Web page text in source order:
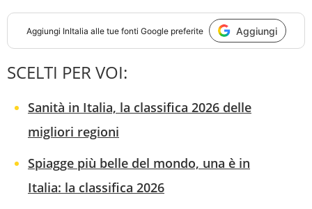
Aggiungi InItalia alle tue fonti Google preferite Aggiungi
SCELTI PER VOI:
Sanità in Italia, la classifica 2026 delle
migliori regioni
Spiagge più belle del mondo, una è in
Italia: la classifica 2026